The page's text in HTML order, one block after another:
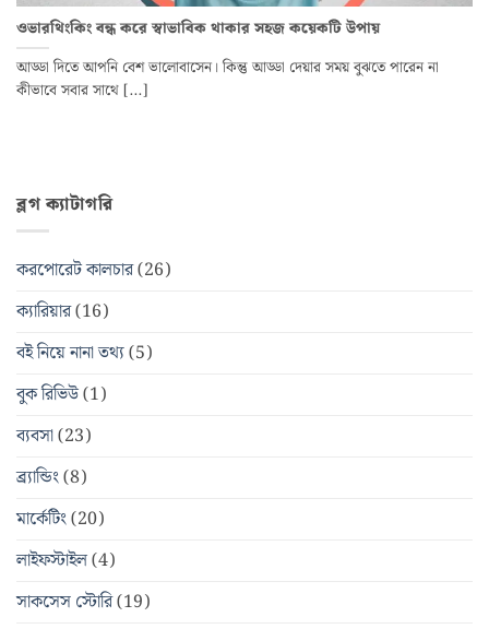
ওভারথিংকিং বন্ধ করে স্বাভাবিক থাকার সহজ কয়েকটি উপায়
আড্ডা দিতে আপনি বেশ ভালোবাসেন। কিন্তু আড্ডা দেয়ার সময় বুঝতে পারেন না
কীভাবে সবার সাথে [...]
ব্লগ ক্যাটাগরি
করপোরেট কালচার(26)
ক্যারিয়ার(16)
বই নিয়ে নানা তথ্য(5)
বুক রিভিউ(1)
ব্যবসা(23)
ব্র্যান্ডিং(8)
মার্কেটিং(20)
লাইফস্টাইল(4)
সাকসেস স্টোরি(19)